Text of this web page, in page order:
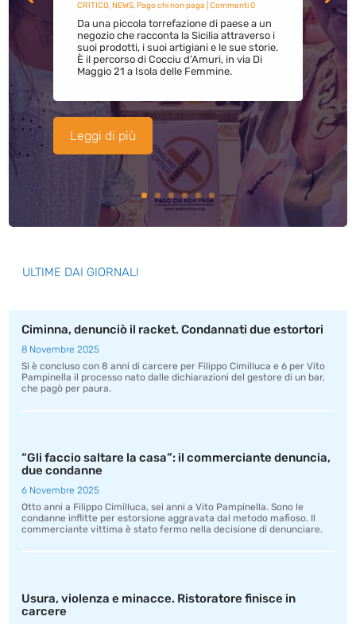
CRITICO,NEWS,Pago chi non paga | Commenti 0
Da una piccola torrefazione di paese a un
negozio che racconta la Sicilia attraverso i
suoi prodotti, i suoi artigiani e le sue storie.
È il percorso di Cocciu d’Amuri, in via Di
Maggio 21 a Isola delle Femmine.
Leggi di più
ULTIME DAI GIORNALI
Ciminna, denunciò il racket. Condannati due estortori
8 Novembre 2025
Si è concluso con 8 anni di carcere per Filippo Cimilluca e 6 per Vito
Pampinella il processo nato dalle dichiarazioni del gestore di un bar,
che pagò per paura.
“Gli faccio saltare la casa”: il commerciante denuncia,
due condanne
6 Novembre 2025
Otto anni a Filippo Cimilluca, sei anni a Vito Pampinella. Sono le
condanne inflitte per estorsione aggravata dal metodo mafioso. Il
commerciante vittima è stato fermo nella decisione di denunciare.
Usura, violenza e minacce. Ristoratore finisce in
carcere